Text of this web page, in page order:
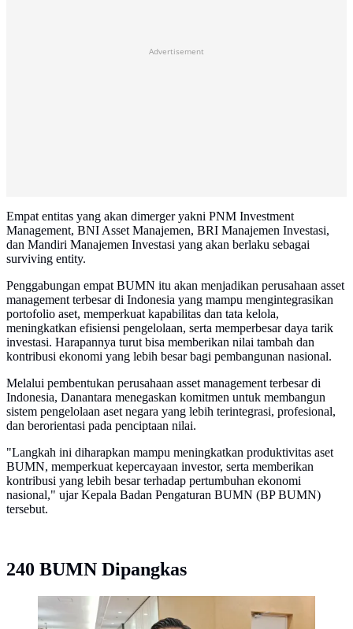
Advertisement
Empat entitas yang akan dimerger yakni PNM Investment
Management, BNI Asset Manajemen, BRI Manajemen Investasi,
dan Mandiri Manajemen Investasi yang akan berlaku sebagai
surviving entity.
Penggabungan empat BUMN itu akan menjadikan perusahaan asset
management terbesar di Indonesia yang mampu mengintegrasikan
portofolio aset, memperkuat kapabilitas dan tata kelola,
meningkatkan efisiensi pengelolaan, serta memperbesar daya tarik
investasi. Harapannya turut bisa memberikan nilai tambah dan
kontribusi ekonomi yang lebih besar bagi pembangunan nasional.
Melalui pembentukan perusahaan asset management terbesar di
Indonesia, Danantara menegaskan komitmen untuk membangun
sistem pengelolaan aset negara yang lebih terintegrasi, profesional,
dan berorientasi pada penciptaan nilai.
"Langkah ini diharapkan mampu meningkatkan produktivitas aset
BUMN, memperkuat kepercayaan investor, serta memberikan
kontribusi yang lebih besar terhadap pertumbuhan ekonomi
nasional," ujar Kepala Badan Pengaturan BUMN (BP BUMN)
tersebut.
240 BUMN Dipangkas
Chief Operating Officer (COO) Danantara, Dony
Oskaria.